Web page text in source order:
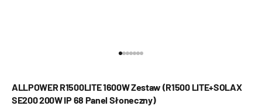
ALLPOWER R1500LITE 1600W Zestaw (R1500 LITE+SOLAX
SE200 200W IP 68 Panel Słoneczny)